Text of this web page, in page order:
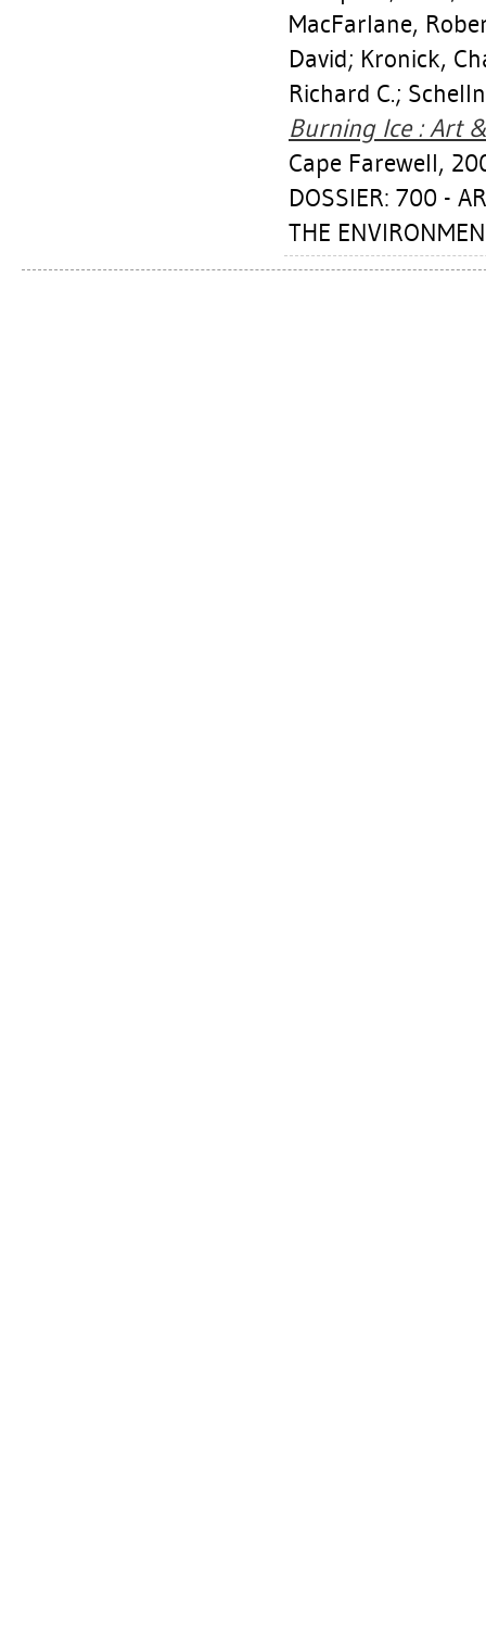
MacFarlane,
David; Kronick,
Richard C.;
Burning Ice : Art
Cape Farewell,
DOSSIER: 700 -
THE